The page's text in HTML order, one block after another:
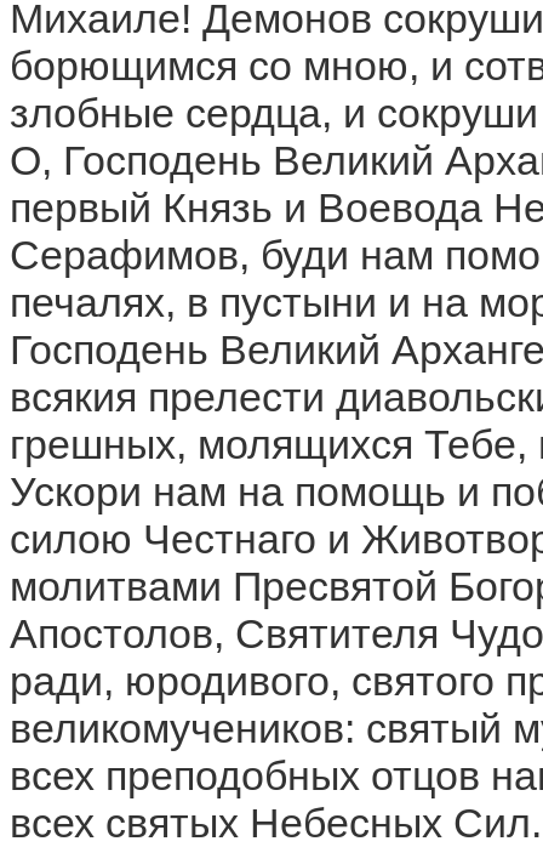
Михаиле! Демонов
борющимся со мною, и
злобные сердца, и
О, Господень Великий
первый Князь и Воевода
Серафимов, буди нам
печалях, в пустыни и на
Господень Великий
всякия прелести
грешных, молящихся
Ускори нам на помощь и
силою Честнаго и
молитвами Пресвятой
Апостолов, Святителя
ради, юродивого, святого
великомучеников: святый
всех преподобных отцов
всех святых Небесных Сил.